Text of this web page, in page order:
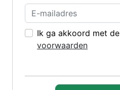
Ik ga akkoord met de
voorwaarden